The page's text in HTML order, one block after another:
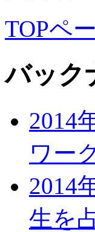
TOPペ
バック
2014
ワー
2014
生を